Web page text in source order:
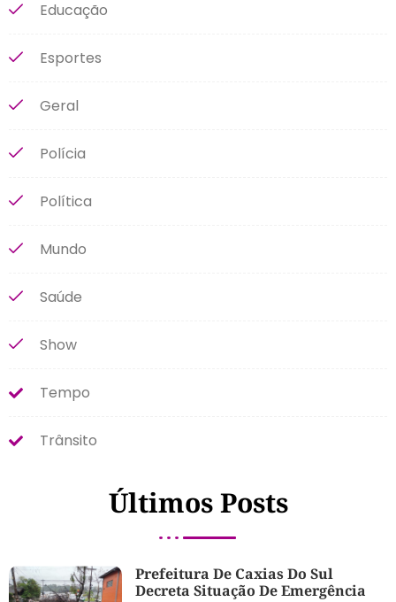
Educação
Esportes
Geral
Polícia
Política
Mundo
Saúde
Show
Tempo
Trânsito
Últimos Posts
Prefeitura De Caxias Do Sul
Decreta Situação De Emergência